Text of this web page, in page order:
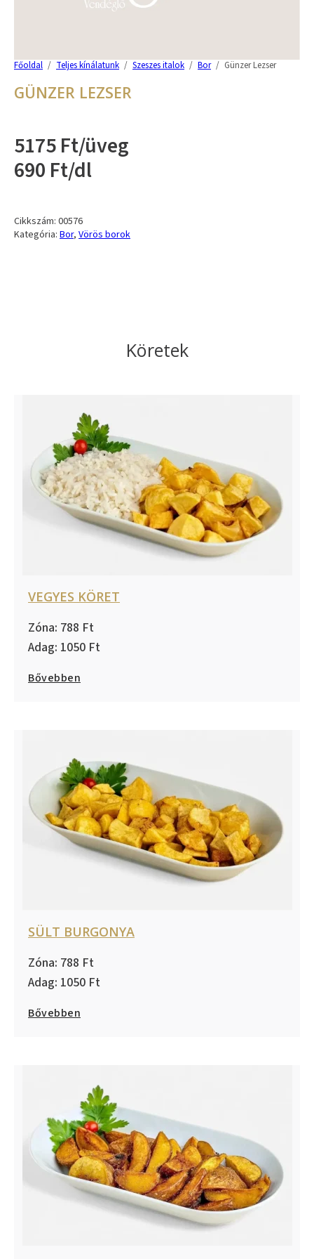
Főoldal / Teljes kínálatunk / Szeszes italok / Bor / Günzer Lezser
GÜNZER LEZSER
5175 Ft/üveg
690 Ft/dl
Cikkszám: 00576
Kategória: Bor, Vörös borok
Köretek
VEGYES KÖRET
788
1050
Bővebben
SÜLT BURGONYA
788
1050
Bővebben